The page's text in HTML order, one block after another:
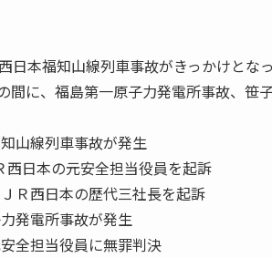
日本福知山線列車事故がきっかけとな
間に、福島第一原子力発電所事故、笹
山線列車事故が発生
日本の元安全担当役員を起訴
Ｒ西日本の歴代三社長を起訴
発電所事故が発生
全担当役員に無罪判決